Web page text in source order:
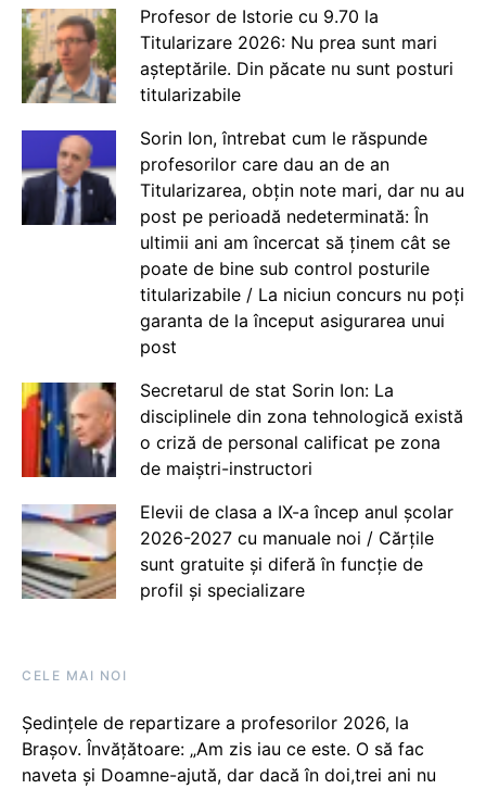
Profesor de Istorie cu 9.70 la
Titularizare 2026: Nu prea sunt mari
așteptările. Din păcate nu sunt posturi
titularizabile
Sorin Ion, întrebat cum le răspunde
profesorilor care dau an de an
Titularizarea, obțin note mari, dar nu au
post pe perioadă nedeterminată: În
ultimii ani am încercat să ținem cât se
poate de bine sub control posturile
titularizabile / La niciun concurs nu poți
garanta de la început asigurarea unui
post
Secretarul de stat Sorin Ion: La
disciplinele din zona tehnologică există
o criză de personal calificat pe zona
de maiștri-instructori
Elevii de clasa a IX-a încep anul școlar
2026-2027 cu manuale noi / Cărțile
sunt gratuite și diferă în funcție de
profil și specializare
CELE MAI NOI
Ședințele de repartizare a profesorilor 2026, la
Brașov. Învățătoare: „Am zis iau ce este. O să fac
naveta și Doamne-ajută, dar dacă în doi,trei ani nu